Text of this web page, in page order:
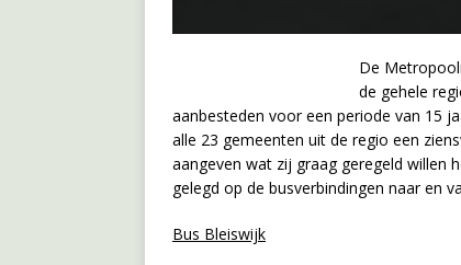
De
de gehele
aanbesteden voor een periode van 15
alle 23 gemeenten uit de regio een
aangeven wat zij graag geregeld willen
gelegd op de busverbindingen naar en
Bus Bleiswijk